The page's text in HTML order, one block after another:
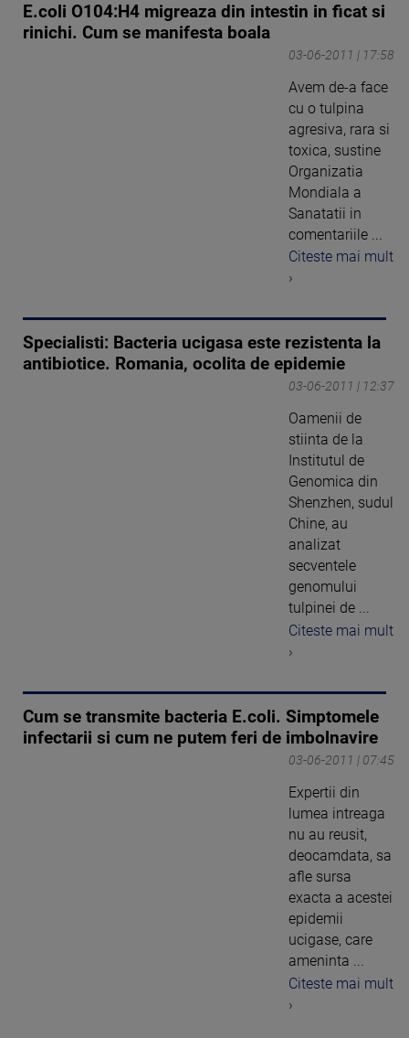
E.coli O104:H4 migreaza din intestin in ficat si
rinichi. Cum se manifesta boala
03-06-2011 | 17:58
Avem de-a face
cu o tulpina
agresiva, rara si
toxica, sustine
Organizatia
Mondiala a
Sanatatii in
comentariile ...
Citeste mai mult
›
Specialisti: Bacteria ucigasa este rezistenta la
antibiotice. Romania, ocolita de epidemie
03-06-2011 | 12:37
Oamenii de
stiinta de la
Institutul de
Genomica din
Shenzhen, sudul
Chine, au
analizat
secventele
genomului
tulpinei de ...
Citeste mai mult
›
Cum se transmite bacteria E.coli. Simptomele
infectarii si cum ne putem feri de imbolnavire
03-06-2011 | 07:45
Expertii din
lumea intreaga
nu au reusit,
deocamdata, sa
afle sursa
exacta a acestei
epidemii
ucigase, care
ameninta ...
Citeste mai mult
›